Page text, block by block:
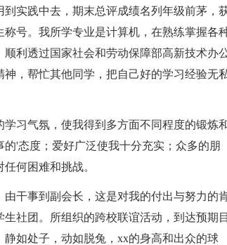
实践中去，期末总评成绩名列年级前茅，
号。我所学专业是计算机，在熟练掌握各
利透过国家社会和劳动保障部高新技术办
，帮忙其他同学，把自己好的学习经验无
习气氛，使我得到多方面不同程度的锻炼
'态度；爱好广泛使我十分充实；众多的朋
何困难和挑战。
干事到副会长，这是对我的付出与努力的
社团。所组织的跨校联谊活动，到达预期目
如处子，动如脱兔，xx的身高和出众的球